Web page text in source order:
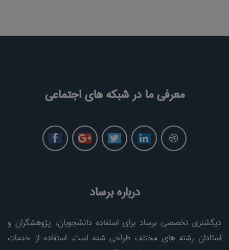
معرفی ما در شبکه های اجتماعی
درباره برساد
دیکشنری تخصصی برساد برای استفاده دانشجویان، پژوهشگران و
استادان رشته های مختلف طراحی شده است. استفاده از خدمات